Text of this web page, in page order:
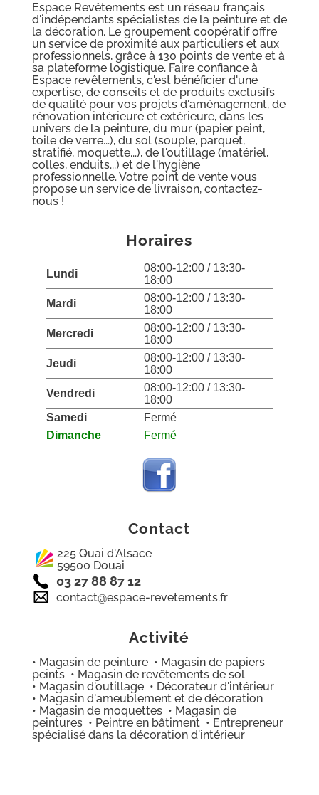
Espace Revêtements est un réseau français
d'indépendants spécialistes de la peinture et de
la décoration. Le groupement coopératif offre
un service de proximité aux particuliers et aux
professionnels, grâce à 130 points de vente et à
sa plateforme logistique. Faire confiance à
Espace revêtements, c'est bénéficier d'une
expertise, de conseils et de produits exclusifs
de qualité pour vos projets d'aménagement, de
rénovation intérieure et extérieure, dans les
univers de la peinture, du mur (papier peint,
toile de verre...), du sol (souple, parquet,
stratifié, moquette...), de l'outillage (matériel,
colles, enduits...) et de l'hygiène
professionnelle. Votre point de vente vous
propose un service de livraison, contactez-
nous !
Horaires
Lundi
08:00-12:00 / 13:30-
18:00
Mardi
08:00-12:00 / 13:30-
18:00
Mercredi
08:00-12:00 / 13:30-
18:00
Jeudi
08:00-12:00 / 13:30-
18:00
Vendredi
08:00-12:00 / 13:30-
18:00
Samedi
Fermé
Dimanche
Fermé
Contact
225 Quai d'Alsace
59500 Douai
03 27 88 87 12
contact@espace-revetements.fr
Activité
• Magasin de peinture • Magasin de papiers
peints • Magasin de revêtements de sol
• Magasin d'outillage • Décorateur d'intérieur
• Magasin d'ameublement et de décoration
• Magasin de moquettes • Magasin de
peintures • Peintre en bâtiment • Entrepreneur
spécialisé dans la décoration d'intérieur